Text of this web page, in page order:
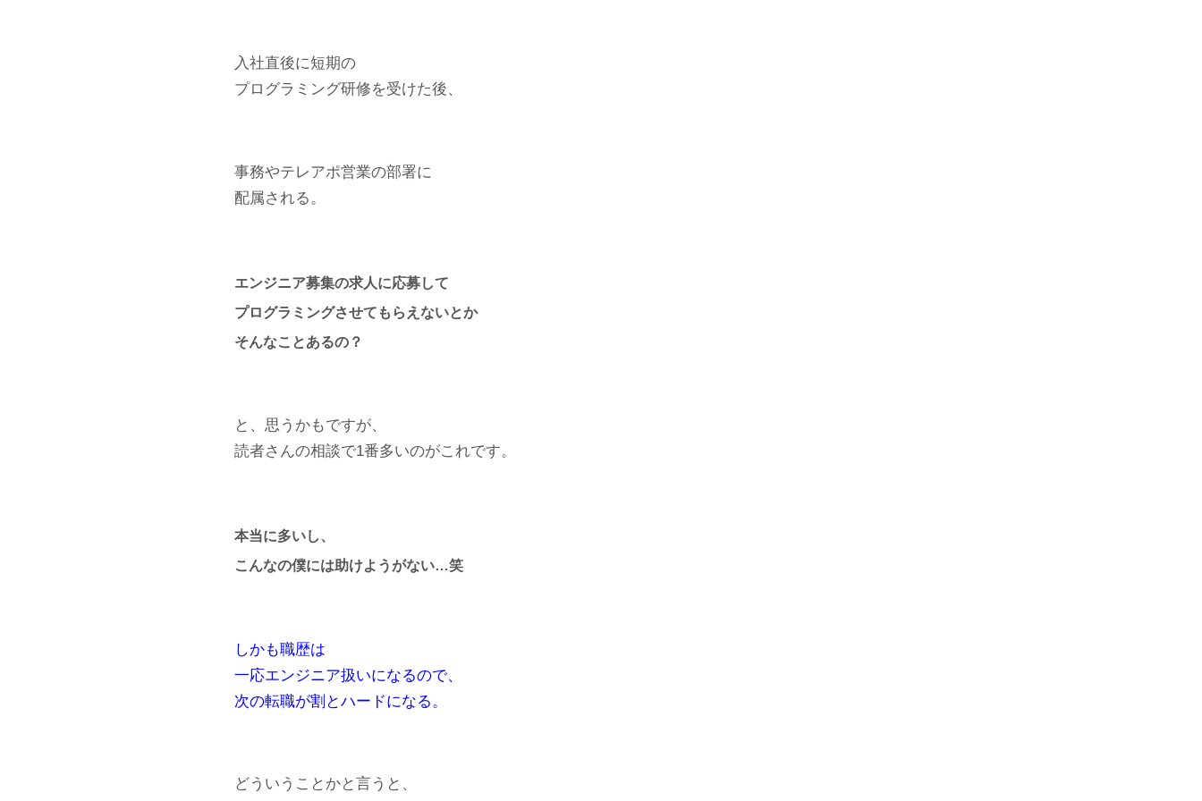
入社直後に短期の
プログラミング研修を受けた後、
事務やテレアポ営業の部署に
配属される。
エンジニア募集の求人に応募して
プログラミングさせてもらえないとか
そんなことあるの？
と、思うかもですが、
読者さんの相談で1番多いのがこれです。
本当に多いし、
こんなの僕には助けようがない…笑
しかも職歴は
一応エンジニア扱いになるので、
次の転職が割とハードになる。
どういうことかと言うと、